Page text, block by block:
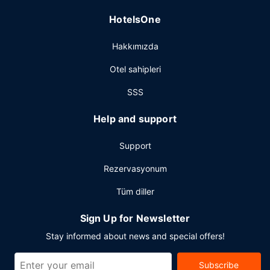
HotelsOne
Hakkımızda
Otel sahipleri
SSS
Help and support
Support
Rezervasyonum
Tüm diller
Sign Up for Newsletter
Stay informed about news and special offers!
Subscribe